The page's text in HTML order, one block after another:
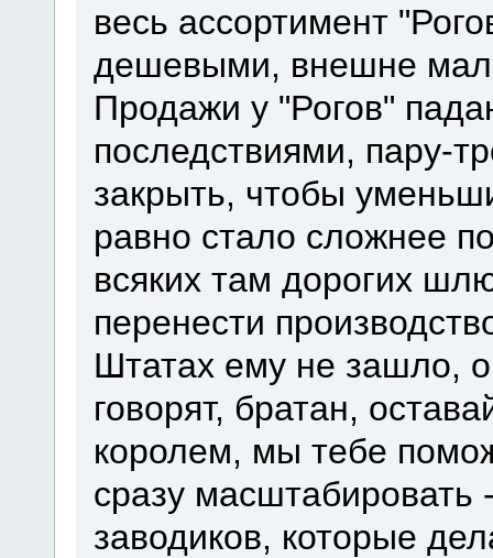
весь ассортимент
дешевыми, внешне
Продажи у "Рогов"
последствиями, пару-
закрыть, чтобы
равно стало сложнее
всяких там дорогих
перенести
Штатах ему не зашло,
говорят, братан,
королем, мы тебе
сразу масштабировать
заводиков, которые